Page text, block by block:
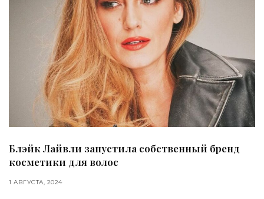
Блэйк Лайвли запустила собственный бренд
косметики для волос
1 АВГУСТА, 2024